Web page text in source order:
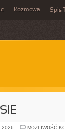
Rozmowa Spis
2026
MOŻLIWOŚĆ